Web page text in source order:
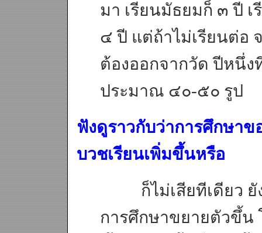
มา เรียนมัธยมก็ ๓ ปี
๔ ปี แต่ถ้าไม่เรียนต่อ
ต้องออกจากวัด ปีหนึ่ง
ประมาณ ๔๐-๕๐ รูป
ฟังดูราวกับว่าการศึกษา
บวชเรียนเพิ่มขึ้นหรือ
ก็ไม่เสียทีเดียว ยัง
การศึกษาขยายตัวขึ้น